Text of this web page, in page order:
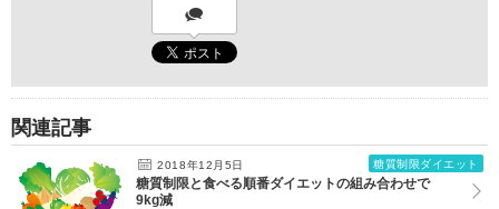
関連記事
2018年12月5日 糖質制限ダイエット
糖質制限と食べる順番ダイエットの組み合わせで
9kg減